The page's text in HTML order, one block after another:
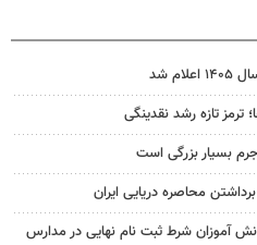
شد
ترمز تازه رشد نقدینگی
بسیار بزرگی است
محاصره دریایی ایران
آموزان شرط ثبت نام نهایی در مدارس